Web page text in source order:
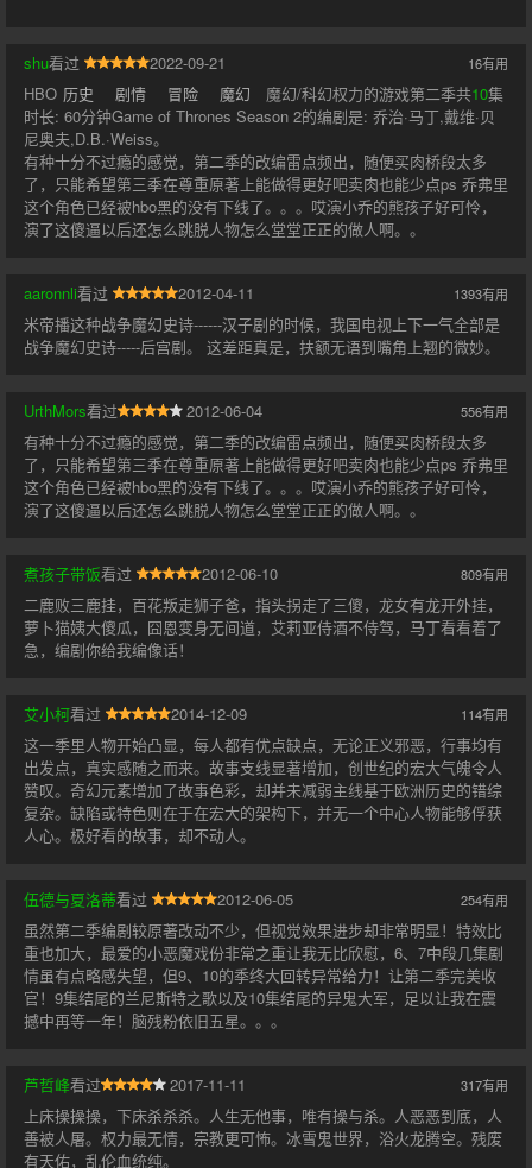
16有用
shu看过
2022-09-21
HBO 历史 剧情 冒险 魔幻 魔幻/科幻权力的游戏第二季共10集
时长: 60分钟Game of Thrones Season 2的编剧是: 乔治·马丁,戴维·贝
尼奥夫,D.B.·Weiss。
有种十分不过瘾的感觉，第二季的改编雷点频出，随便买肉桥段太多
了，只能希望第三季在尊重原著上能做得更好吧卖肉也能少点ps 乔弗里
这个角色已经被hbo黑的没有下线了。。。哎演小乔的熊孩子好可怜，
演了这傻逼以后还怎么跳脱人物怎么堂堂正正的做人啊。。
1393有用
aaronnli看过
2012-04-11
米帝播这种战争魔幻史诗------汉子剧的时候，我国电视上下一气全部是
战争魔幻史诗-----后宫剧。 这差距真是，扶额无语到嘴角上翘的微妙。
556有用
UrthMors看过
2012-06-04
有种十分不过瘾的感觉，第二季的改编雷点频出，随便买肉桥段太多
了，只能希望第三季在尊重原著上能做得更好吧卖肉也能少点ps 乔弗里
这个角色已经被hbo黑的没有下线了。。。哎演小乔的熊孩子好可怜，
演了这傻逼以后还怎么跳脱人物怎么堂堂正正的做人啊。。
809有用
煮孩子带饭看过
2012-06-10
二鹿败三鹿挂，百花叛走狮子爸，指头拐走了三傻，龙女有龙开外挂，
萝卜猫姨大傻瓜，囧恩变身无间道，艾莉亚侍酒不侍驾，马丁看看着了
急，编剧你给我编像话！
114有用
艾小柯看过
2014-12-09
这一季里人物开始凸显，每人都有优点缺点，无论正义邪恶，行事均有
出发点，真实感随之而来。故事支线显著增加，创世纪的宏大气魄令人
赞叹。奇幻元素增加了故事色彩，却并未减弱主线基于欧洲历史的错综
复杂。缺陷或特色则在于在宏大的架构下，并无一个中心人物能够俘获
人心。极好看的故事，却不动人。
254有用
伍德与夏洛蒂看过
2012-06-05
虽然第二季编剧较原著改动不少，但视觉效果进步却非常明显！特效比
重也加大，最爱的小恶魔戏份非常之重让我无比欣慰，6、7中段几集剧
情虽有点略感失望，但9、10的季终大回转异常给力！让第二季完美收
官！9集结尾的兰尼斯特之歌以及10集结尾的异鬼大军，足以让我在震
撼中再等一年！脑残粉依旧五星。。。
317有用
芦哲峰看过
2017-11-11
上床操操操，下床杀杀杀。人生无他事，唯有操与杀。人恶恶到底，人
善被人屠。权力最无情，宗教更可怖。冰雪鬼世界，浴火龙腾空。残废
有天佑，乱伦血统纯。